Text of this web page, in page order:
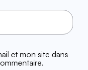
et mon site dans